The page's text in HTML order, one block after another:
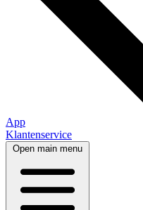
App
Klantenservice
Open main menu